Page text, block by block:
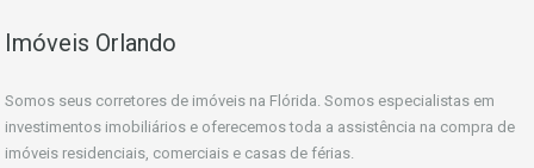
Imóveis Orlando
Somos seus corretores de imóveis na Flórida. Somos especialistas em
investimentos imobiliários e oferecemos toda a assistência na compra de
imóveis residenciais, comerciais e casas de férias.